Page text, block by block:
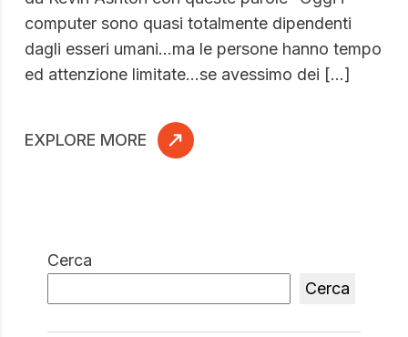
computer sono quasi totalmente dipendenti
dagli esseri umani…ma le persone hanno tempo
ed attenzione limitate…se avessimo dei […]
EXPLORE MORE
Cerca
Cerca